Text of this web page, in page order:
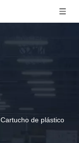
Cartucho de plástico